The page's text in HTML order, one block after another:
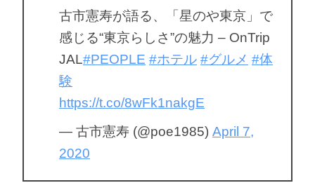
古市憲寿が語る、「星のや東京」で
感じる“東京らしさ”の魅力 – OnTrip
JAL#PEOPLE #ホテル #グルメ #体
験
https://t.co/8wFk1nakgE
— 古市憲寿 (@poe1985) April 7,
2020